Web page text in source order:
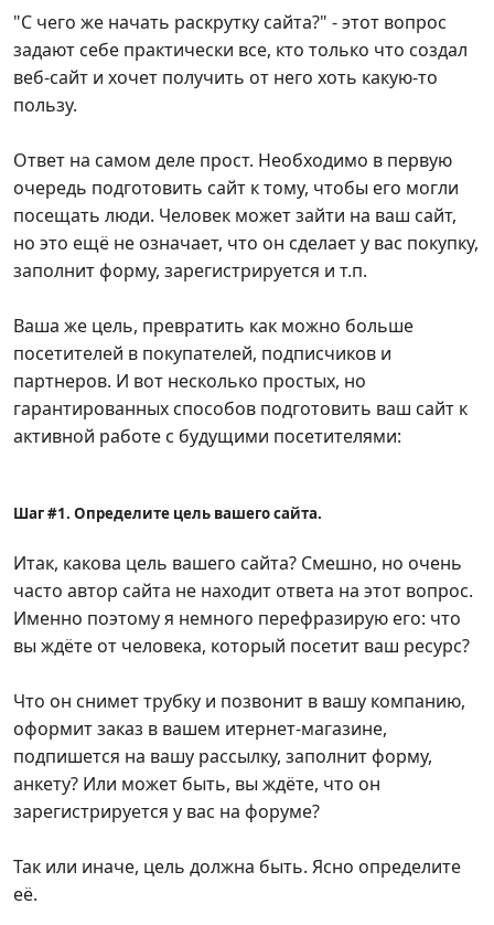
"С чего же начать раскрутку сайта?" - этот вопрос
задают себе практически все, кто только что создал
веб-сайт и хочет получить от него хоть какую-то
пользу.
Ответ на самом деле прост. Необходимо в первую
очередь подготовить сайт к тому, чтобы его могли
посещать люди. Человек может зайти на ваш сайт,
но это ещё не означает, что он сделает у вас покупку,
заполнит форму, зарегистрируется и т.п.
Ваша же цель, превратить как можно больше
посетителей в покупателей, подписчиков и
партнеров. И вот несколько простых, но
гарантированных способов подготовить ваш сайт к
активной работе с будущими посетителями:
Шаг #1. Определите цель вашего сайта.
Итак, какова цель вашего сайта? Смешно, но очень
часто автор сайта не находит ответа на этот вопрос.
Именно поэтому я немного перефразирую его: что
вы ждёте от человека, который посетит ваш ресурс?
Что он снимет трубку и позвонит в вашу компанию,
оформит заказ в вашем итернет-магазине,
подпишется на вашу рассылку, заполнит форму,
анкету? Или может быть, вы ждёте, что он
зарегистрируется у вас на форуме?
Так или иначе, цель должна быть. Ясно определите
её.